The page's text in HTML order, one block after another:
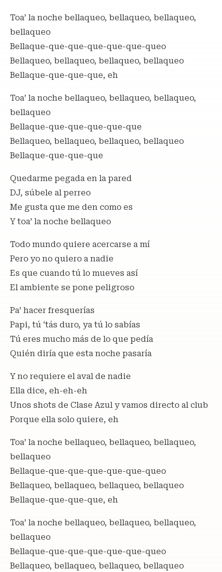
Toa’ la noche bellaqueo, bellaqueo, bellaqueo,
bellaqueo
Bellaque-que-que-que-que-que-queo
Bellaqueo, bellaqueo, bellaqueo, bellaqueo
Bellaque-que-que-que, eh
Toa’ la noche bellaqueo, bellaqueo, bellaqueo,
bellaqueo
Bellaque-que-que-que-que-que
Bellaqueo, bellaqueo, bellaqueo, bellaqueo
Bellaque-que-que-que
Quedarme pegada en la pared
DJ, súbele al perreo
Me gusta que me den como es
Y toa’ la noche bellaqueo
Todo mundo quiere acercarse a mí
Pero yo no quiero a nadie
Es que cuando tú lo mueves así
El ambiente se pone peligroso
Pa’ hacer fresquerías
Papi, tú ‘tás duro, ya tú lo sabías
Tú eres mucho más de lo que pedía
Quién diría que esta noche pasaría
Y no requiere el aval de nadie
Ella dice, eh-eh-eh
Unos shots de Clase Azul y vamos directo al club
Porque ella solo quiere, eh
Toa’ la noche bellaqueo, bellaqueo, bellaqueo,
bellaqueo
Bellaque-que-que-que-que-que-queo
Bellaqueo, bellaqueo, bellaqueo, bellaqueo
Bellaque-que-que-que, eh
Toa’ la noche bellaqueo, bellaqueo, bellaqueo,
bellaqueo
Bellaque-que-que-que-que-que-queo
Bellaqueo, bellaqueo, bellaqueo, bellaqueo